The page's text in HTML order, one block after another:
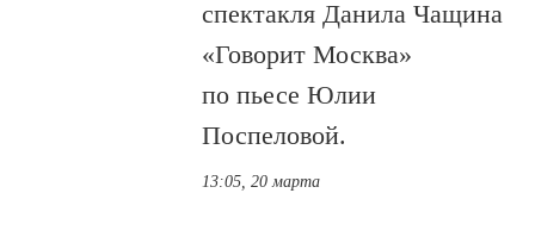
спектакля Данила Чащина
«Говорит Москва»
по пьесе Юлии
Поспеловой.
13:05, 20 марта